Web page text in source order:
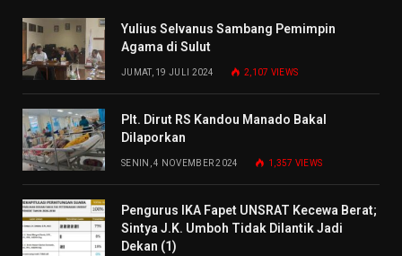
Yulius Selvanus Sambang Pemimpin
Agama di Sulut
JUMAT, 19 JULI 2024 2,107 VIEWS
Plt. Dirut RS Kandou Manado Bakal
Dilaporkan
SENIN, 4 NOVEMBER 2024 1,357 VIEWS
Pengurus IKA Fapet UNSRAT Kecewa Berat;
Sintya J.K. Umboh Tidak Dilantik Jadi
Dekan (1)